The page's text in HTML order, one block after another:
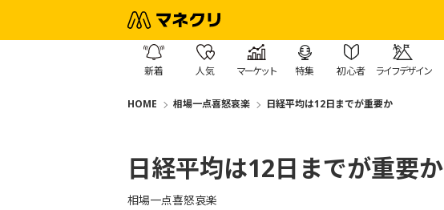
新着 人気 マーケット 特集 初心者 ライフデザイン
HOME 相場一点喜怒哀楽 日経平均は12日までが重要か
日経平均は12日までが重要か
相場一点喜怒哀楽